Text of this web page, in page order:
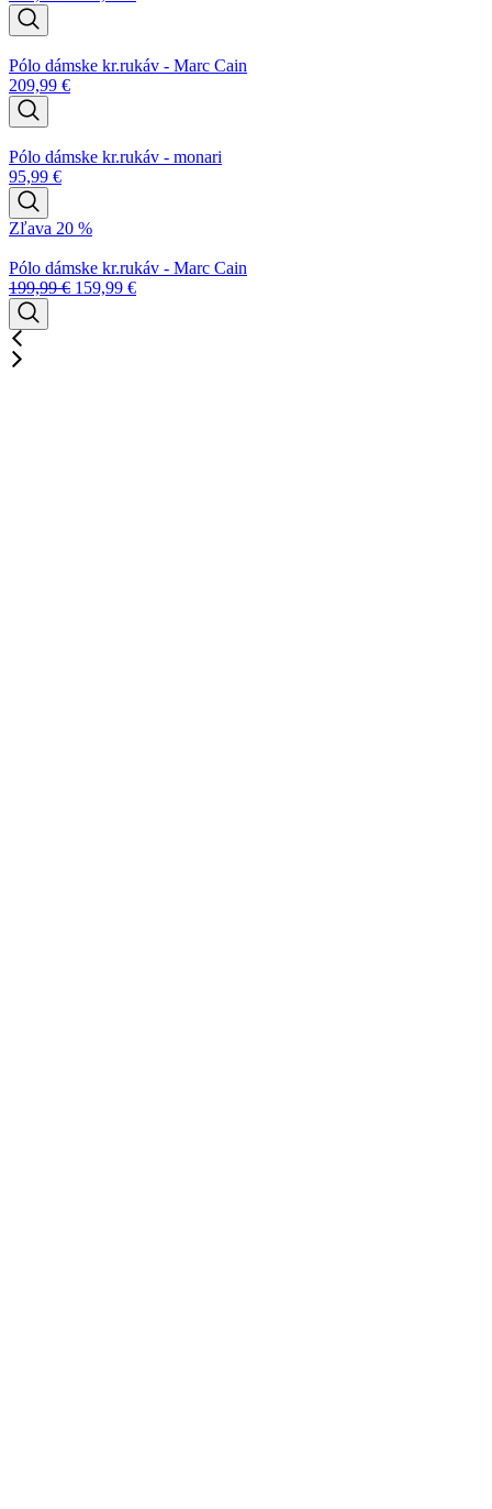
Pólo dámske kr.rukáv - Marc Cain
209,99 €
Pólo dámske kr.rukáv - monari
95,99 €
Zľava 20 %
Pólo dámske kr.rukáv - Marc Cain
199,99€ 159,99 €